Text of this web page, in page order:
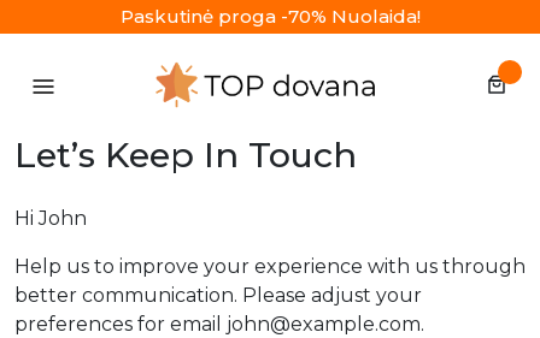
to
Paskutinė proga -70% Nuolaida!
Let’s Keep In Touch
HiJohn
Help us to improve your experience with us through
better communication. Please adjust your
preferences for email john@example.com.